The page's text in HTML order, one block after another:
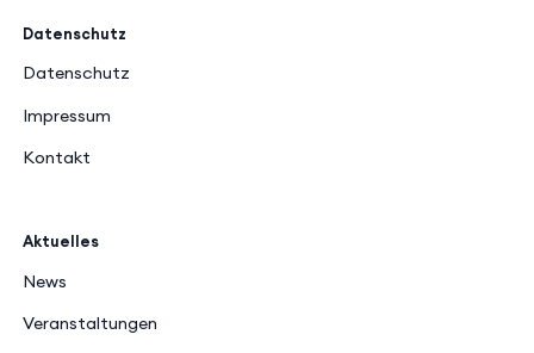
Datenschutz
Datenschutz
Impressum
Kontakt
Aktuelles
News
Veranstaltungen